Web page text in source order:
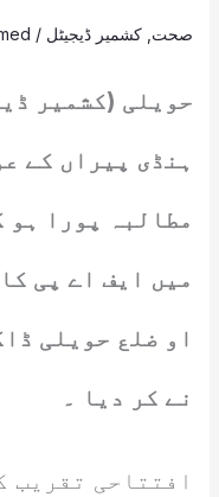
صحت کشمیر ڈیجیٹل /
حویلی (کشمیر
ہنڈی پیراں کے
مطالبہ پورا ہو
میں ایف اے پی
او ضلع حویلی
نے کر دیا ۔
افتتاحی تقریب